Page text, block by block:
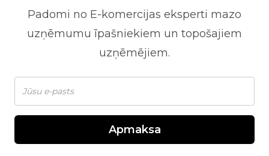
Padomi no E-komercijas eksperti mazo
uzņēmumu īpašniekiem un topošajiem
uzņēmējiem.
Apmaksa